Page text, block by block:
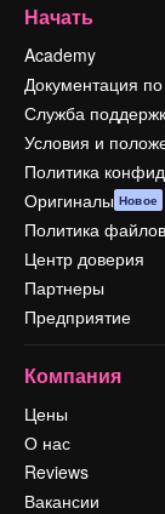
Начать
Academy
Документация
Служба
Условия и
Политика
Оригиналы Новое
Политика
Центр доверия
Партнеры
Предприятие
Компания
Цены
О нас
Reviews
Вакансии